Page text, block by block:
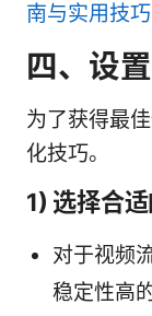
南与实用技巧
四、设
为了获得最
化技巧。
1) 选择合
对于视频
稳定性高